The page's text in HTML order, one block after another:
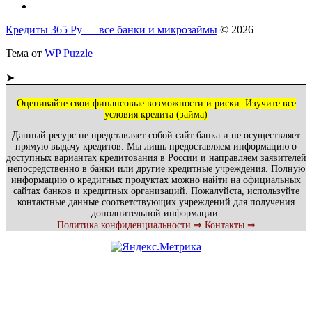
Кредиты 365 Ру — все банки и микрозаймы © 2026
Тема от WP Puzzle
➤
Оценивайте свои финансовые возможности и риски. Изучите все
условия кредита (займа)
Данный ресурс не представляет собой сайт банка и не осуществляет
прямую выдачу кредитов. Мы лишь предоставляем информацию о
доступных вариантах кредитования в России и направляем заявителей
непосредственно в банки или другие кредитные учреждения. Полную
информацию о кредитных продуктах можно найти на официальных
сайтах банков и кредитных организаций. Пожалуйста, используйте
контактные данные соответствующих учреждений для получения
дополнительной информации.
Политика конфиденциальности ⇒ Контакты ⇒